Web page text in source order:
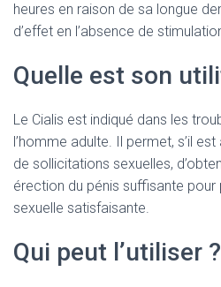
heures en raison de sa longue
d’effet en l’absence de
Quelle est son
Le Cialis est indiqué dans les
l’homme adulte. Il permet, s’il
de sollicitations sexuelles,
érection du pénis suffisante
sexuelle satisfaisante.
Qui peut l’utiliser ?